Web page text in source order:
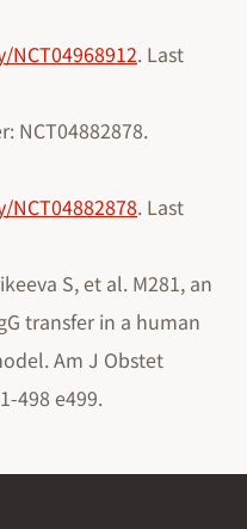
. Last
NCT04882878.
. Last
S, et al. M281, an
transfer in a human
Am J Obstet
498 e499.